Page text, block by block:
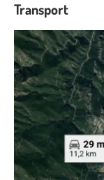
Transport